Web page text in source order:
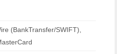
(BankTransfer/SWIFT),